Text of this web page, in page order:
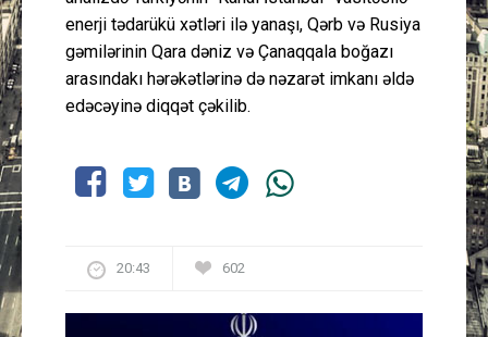
enerji tədarükü xətləri ilə yanaşı, Qərb və Rusiya
gəmilərinin Qara dəniz və Çanaqqala boğazı
arasındakı hərəkətlərinə də nəzarət imkanı əldə
edəcəyinə diqqət çəkilib.
20:43 602